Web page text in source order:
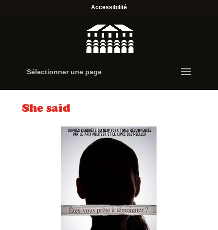
Accessibilité
Sélectionner une page
She said